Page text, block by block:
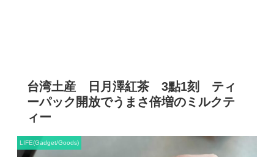
台湾土産 日月澤紅茶 3點1刻 ティ
ーパック開放でうまさ倍増のミルクテ
ィー
LIFE(Gadget/Goods)